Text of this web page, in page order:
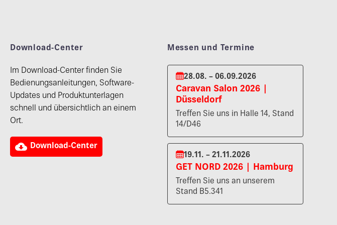
Download-Center
Im Download-Center finden Sie
Bedienungsanleitungen, Software-
Updates und Produktunterlagen
schnell und übersichtlich an einem
Ort.
 Download-Center
Messen und Termine
28.08. – 06.09.2026
Caravan Salon 2026 |
Düsseldorf
Treffen Sie uns in Halle 14, Stand
14/D46
19.11. – 21.11.2026
GET NORD 2026 | Hamburg
Treffen Sie uns an unserem
Stand B5.341